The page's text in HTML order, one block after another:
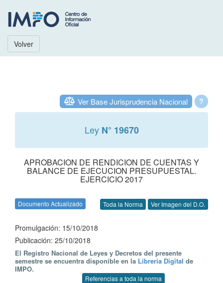
Volver
?
Ver Base Jurisprudencia Nacional
Ley N° 19670
APROBACION DE RENDICION DE CUENTAS Y
BALANCE DE EJECUCION PRESUPUESTAL.
EJERCICIO 2017
Documento Actualizado Toda la Norma Ver Imagen del D.O.
Promulgación: 15/10/2018
Publicación: 25/10/2018
El Registro Nacional de Leyes y Decretos del presente
semestre se encuentra disponible en la Librería Digital de
IMPO.
Referencias a toda la norma